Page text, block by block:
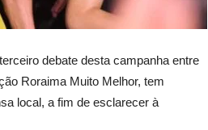
debate desta campanha entre
Roraima Muito Melhor, tem
local, a fim de esclarecer à